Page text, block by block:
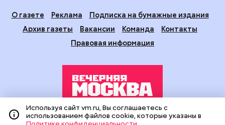
О газете Реклама
Подписка на бумажные издания
Архив газеты
Вакансии Команда
Контакты
Правовая информация
Издание создано при финансовой поддержке Департамента
Используя сайт vm.ru, Вы соглашаетесь с
использованием файлов cookie, которые указаны в